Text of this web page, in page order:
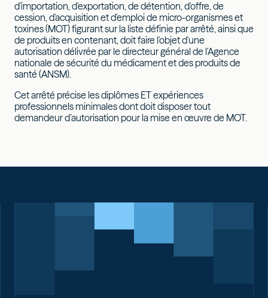
d'importation, d'exportation, de détention, d'offre, de
cession, d'acquisition et d'emploi de micro-organismes et
toxines (MOT) figurant sur la liste définie par arrêté, ainsi que
de produits en contenant, doit faire l'objet d'une
autorisation délivrée par le directeur général de l'Agence
nationale de sécurité du médicament et des produits de
santé (ANSM).
Cet arrêté précise les diplômes ET expériences
professionnels minimales dont doit disposer tout
demandeur d’autorisation pour la mise en œuvre de MOT.